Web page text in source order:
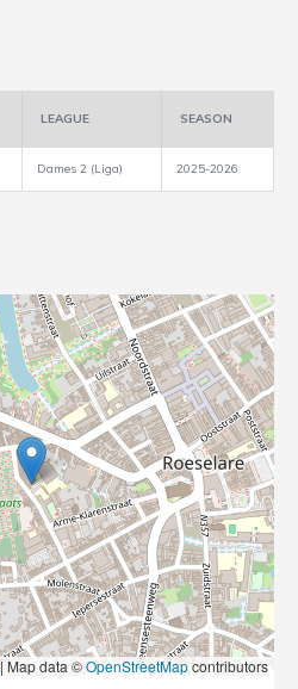
LEAGUE SEASON
Dames 2 (Liga) 2025-2026
|Map data ©OpenStreetMapcontributors